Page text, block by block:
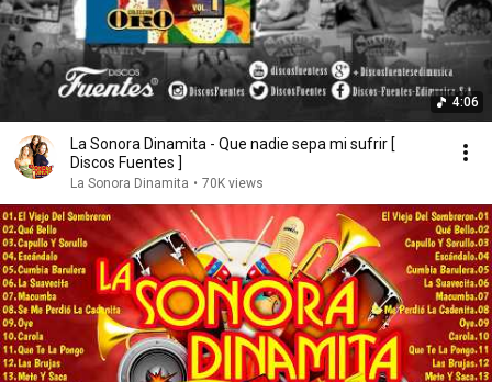
4:06
La Sonora Dinamita - Que nadie sepa mi sufrir [
Discos Fuentes ]
La Sonora Dinamita • 70K views